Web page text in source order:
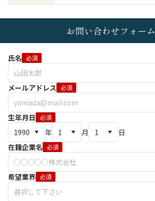
お問い合わせフォーム
氏名 必須
メールアドレス 必須
生年月日 必須
年 月
日
在籍企業名 必須
希望業界 必須